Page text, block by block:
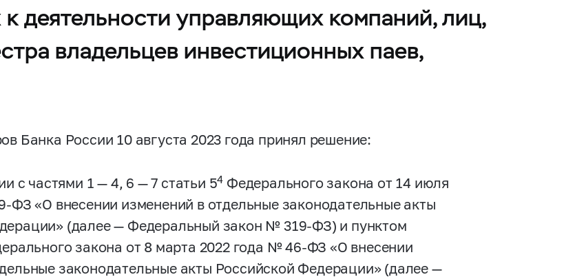
деятельности управляющих компаний, лиц,
владельцев инвестиционных паев,
Банка России 10 августа 2023 года принял решение:
с частями 1 — 4, 6 — 7 статьи 54 Федерального закона от 14 июля
ФЗ «О внесении изменений в отдельные законодательные акты
(далее — Федеральный закон №319-ФЗ) и пунктом
закона от 8 марта 2022 года №46-ФЗ «О внесении
законодательные акты Российской Федерации» (далее —